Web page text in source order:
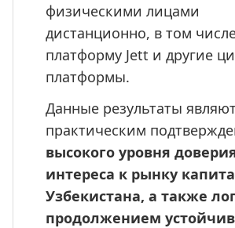
физическими лицами
дистанционно, в том
платформу Jett и другие
платформы.
Данные результаты
практическим
высокого уровня
интереса к рынку
Узбекистана, а также
продолжением